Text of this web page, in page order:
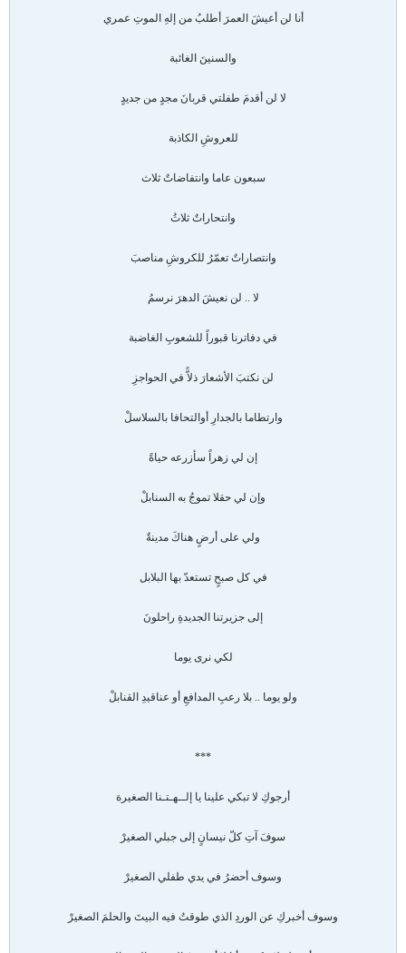
أنا لن أعيشَ العمرَ أطلبُ من إلهِ الموتِ عمري
والسنينَ الغائبة
لا لن أقدمَ طفلتي قربانَ مجدٍ من جديدٍ
للعروشِ الكاذبة
سبعون عاما وانتفاضاتٌ ثلاث
وانتحاراتٌ ثلاثُ
وانتصاراتٌ تعمّرُ للكروشِ مناصبَ
لا .. لن نعيشَ الدهرَ نرسمُ
في دفاترنا قبوراً للشعوبِ الغاضبة
لن نكتبَ الأشعارَ ذلاًّ في الحواجزِ
وارتطاما بالجدارِ أوالتحافا بالسلاسلْ
إن لي زهراً سأزرعه حياةً
وإن لي حقلا تموجُ به السنابلْ
ولي على أرضٍ هناكَ مدينةٌ
في كل صبحٍ تستعدّ بها البلابل
إلى جزيرتنا الجديدةِ راحلونَ
لكي نرى يوما
ولو يوما .. بلا رعبِ المدافعِ أو عناقيدِ القنابلْ
***
أرجوكِ لا تبكي علينا يا إلــهـتـنا الصغيرة
سوفَ آتِ كلّ نيسانٍ إلى جبلي الصغيرْ
وسوف أحضرُ في يدي طفلي الصغيرْ
وسوف أخبركِ عن الوردِ الذي طوقتُ فيه البيتَ والحلمَ الصغيرْ